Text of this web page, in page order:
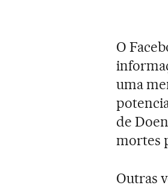
O
uma
de
mortes
Outras